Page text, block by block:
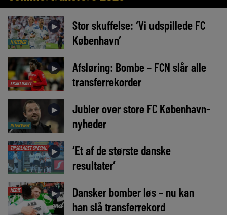
NYHEDER
►
Stor skuffelse: ‘Vi udspillede FC
København’
EKSKLUSIVT
►
Afsløring: Bombe – FCN slår alle
transferrekorder
INTERVIEW
►
Jubler over store FC København-
nyheder
TIPSBLADET SPECIAL ►
‘Et af de største danske
resultater’
MEDIE ►
Dansker bomber løs – nu kan
han slå transferrekord